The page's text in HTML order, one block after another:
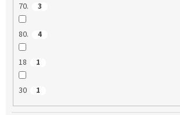
70. 3
80. 4
18 1
30 1